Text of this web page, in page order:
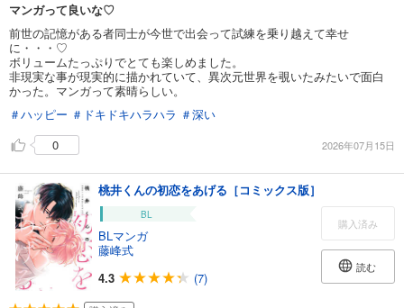
マンガって良いな♡
前世の記憶がある者同士が今世で出会って試練を乗り越えて幸せ
に・・・♡
ボリュームたっぷりでとても楽しめました。
非現実な事が現実的に描かれていて、異次元世界を覗いたみたいで面白
かった。マンガって素晴らしい。
＃ハッピー ＃ドキドキハラハラ ＃深い
0
2026年07月15日
桃井くんの初恋をあげる［コミックス版］
BL
BLマンガ
藤峰式
4.3
(7)
購入済み
読む